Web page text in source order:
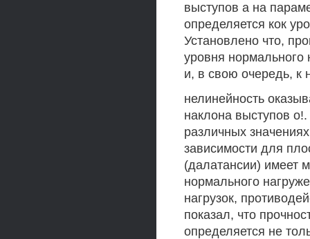
выступов а на
определяется кок
Установлено что,
уровня
и, в свою очередь, к
нелинейность
наклона выступов
различных
зависимости для
(далатансии) имеет
нормального
нагрузок,
показал, что
определяется не